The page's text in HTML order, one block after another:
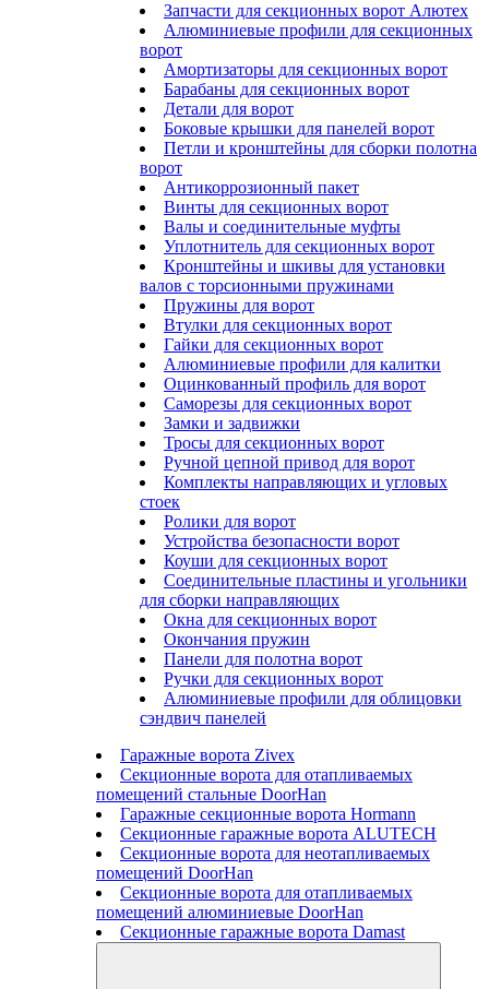
Запчасти для секционных ворот Алютех
Алюминиевые профили для секционных
ворот
Амортизаторы для секционных ворот
Барабаны для секционных ворот
Детали для ворот
Боковые крышки для панелей ворот
Петли и кронштейны для сборки полотна
ворот
Антикоррозионный пакет
Винты для секционных ворот
Валы и соединительные муфты
Уплотнитель для секционных ворот
Кронштейны и шкивы для установки
валов с торсионными пружинами
Пружины для ворот
Втулки для секционных ворот
Гайки для секционных ворот
Алюминиевые профили для калитки
Оцинкованный профиль для ворот
Саморезы для секционных ворот
Замки и задвижки
Тросы для секционных ворот
Ручной цепной привод для ворот
Комплекты направляющих и угловых
стоек
Ролики для ворот
Устройства безопасности ворот
Коуши для секционных ворот
Соединительные пластины и угольники
для сборки направляющих
Окна для секционных ворот
Окончания пружин
Панели для полотна ворот
Ручки для секционных ворот
Алюминиевые профили для облицовки
сэндвич панелей
Гаражные ворота Zivex
Секционные ворота для отапливаемых
помещений стальные DoorHan
Гаражные секционные ворота Hormann
Секционные гаражные ворота ALUTECH
Секционные ворота для неотапливаемых
помещений DoorHan
Секционные ворота для отапливаемых
помещений алюминиевые DoorHan
Секционные гаражные ворота Damast